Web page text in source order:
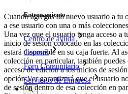
Entrenamiento
Centro de ayuda
Courses
Foro Comunitario
Servicios de Empresa
Cuando agregas un nuevo usuario a tu
a ese usuario con una o más
Una vez que el usuario tenga acceso a
inicio de sesión colocado en las
estará disponible en su caja fuerte. Al
colección en particular, también
acceso de edición a los inicios de
opción Ver garantizará que el usuario
de sesión dentro de esa colección en